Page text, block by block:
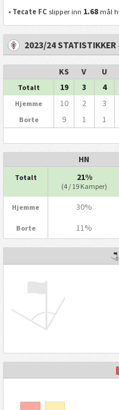
• Tecate FC slipper inn 1.68 mål
2023/24 STATISTIKKER
KS V U
Totalt 19 3 4
Hjemme 10 2 3
Borte 9 1 1
HN
Totalt 21%
(4 / 19 Kamper)
Hjemme 30%
Borte 11%